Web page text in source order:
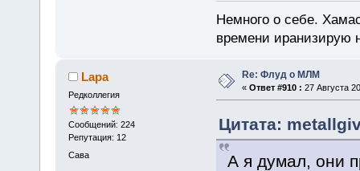
Немного о себе.
времени иранизирую
Lapa
Редколлегия
Сообщений: 224
Репутация: 12
Сава
Re: Флуд о МЛМ
« Ответ #910 : 27 Августа
Цитата:
А я думал, они